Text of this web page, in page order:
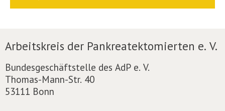
Arbeitskreis der Pankreatektomierten e. V.
Bundesgeschäftstelle des AdP e. V.
Thomas-Mann-Str. 40
53111 Bonn